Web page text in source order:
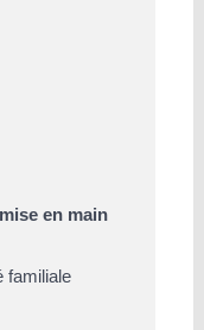
en main
familiale